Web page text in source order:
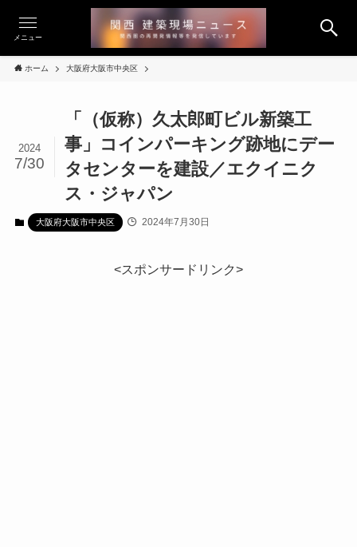
メニュー
ホーム 大阪府大阪市中央区
「（仮称）久太郎町ビル新築工
事」コインパーキング跡地にデー
タセンターを建設／エクイニク
ス・ジャパン
2024
7/30
大阪府大阪市中央区 2024年7月30日
<スポンサードリンク>